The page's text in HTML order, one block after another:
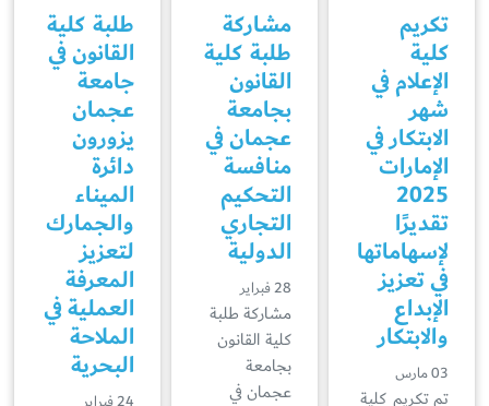
تكريم
كلية
الإعلام في
شهر
الابتكار في
الإمارات
2025
تقديرًا
لإسهاماتها
في تعزيز
الإبداع
والابتكار
03 مارس
تم تكريم كلية
مشاركة
طلبة كلية
القانون
بجامعة
عجمان في
منافسة
التحكيم
التجاري
الدولية
28 فبراير
مشاركة طلبة
كلية القانون
بجامعة
عجمان في
طلبة كلية
القانون في
جامعة
عجمان
يزورون
دائرة
الميناء
والجمارك
لتعزيز
المعرفة
العملية في
الملاحة
البحرية